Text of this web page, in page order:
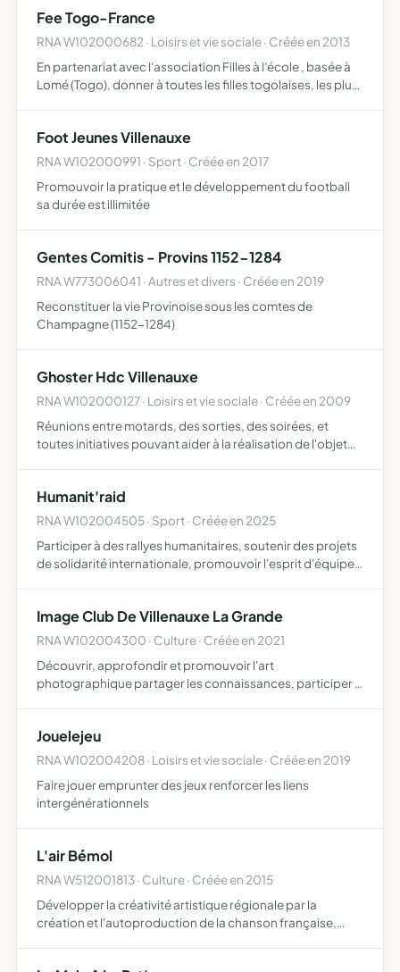
Fee Togo-France
RNA W102000682 · Loisirs et vie sociale · Créée en 2013
En partenariat avec l'association Filles à l'école , basée à
Lomé (Togo), donner à toutes les filles togolaises, les plus
Foot Jeunes Villenauxe
RNA W102000991 · Sport · Créée en 2017
Promouvoir la pratique et le développement du football
sa durée est illimitée
Gentes Comitis - Provins 1152-1284
RNA W773006041 · Autres et divers · Créée en 2019
Reconstituer la vie Provinoise sous les comtes de
Champagne (1152-1284)
Ghoster Hdc Villenauxe
RNA W102000127 · Loisirs et vie sociale · Créée en 2009
Réunions entre motards, des sorties, des soirées, et
toutes initiatives pouvant aider à la réalisation de l'objet
Humanit'raid
RNA W102004505 · Sport · Créée en 2025
Participer à des rallyes humanitaires, soutenir des projets
de solidarité internationale, promouvoir l'esprit d'équipe
Image Club De Villenauxe La Grande
RNA W102004300 · Culture · Créée en 2021
Découvrir, approfondir et promouvoir l'art
photographique partager les connaissances, participer à
Jouelejeu
RNA W102004208 · Loisirs et vie sociale · Créée en 2019
Faire jouer emprunter des jeux renforcer les liens
intergénérationnels
L'air Bémol
RNA W512001813 · Culture · Créée en 2015
Développer la créativité artistique régionale par la
création et l'autoproduction de la chanson française,